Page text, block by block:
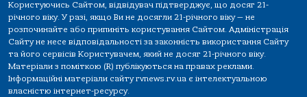
Користуючись Сайтом, відвідувач підтверджує, що досяг 21-
річного віку. У разі, якщо Ви не досягли 21-річного віку — не
розпочинайте або припиніть користування Сайтом. Адміністрація
Сайту не несе відповідальності за законність використання Сайту
та його сервісів Користувачем, який не досяг 21-річного віку.
Матеріали з поміткою (R) публікуються на правах реклами.
Інформаційні матеріали сайту rvnews.rv.ua є інтелектуальною
власністю інтернет-ресурсу.